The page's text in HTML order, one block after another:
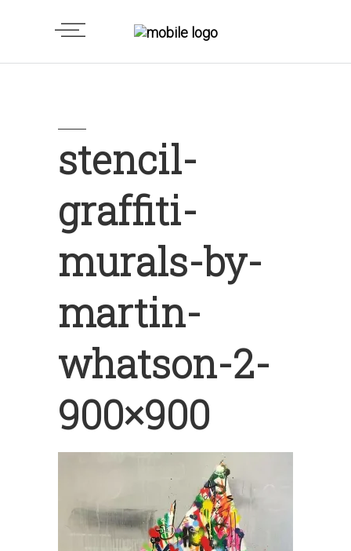
stencil-
graffiti-
murals-by-
martin-
whatson-2-
900×900